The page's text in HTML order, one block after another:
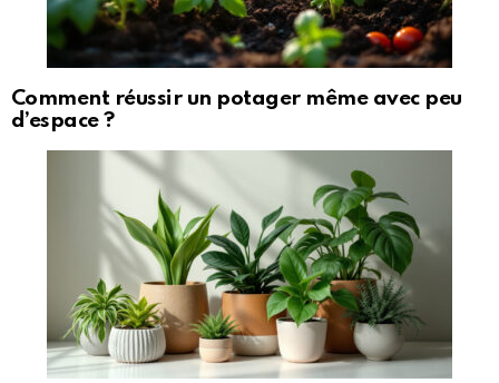
Comment réussir un potager même avec peu
d’espace ?